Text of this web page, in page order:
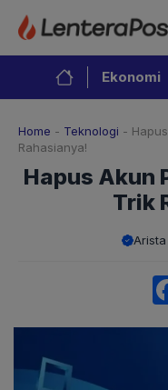
Langsung
isi
Ekonomi
Home - Teknologi -
Rahasianya!
Hapus Akun
Trik
Arista